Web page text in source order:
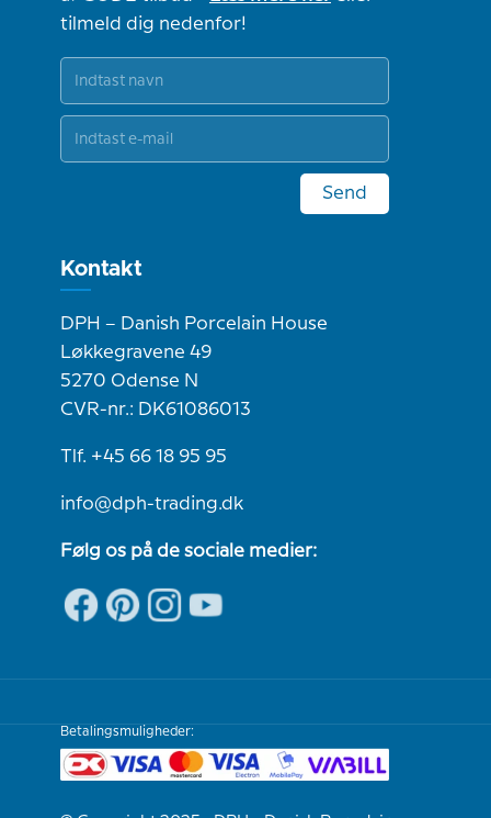
tilmeld dig nedenfor!
Send
Kontakt
DPH – Danish Porcelain House
Løkkegravene 49
5270 Odense N
CVR-nr.: DK61086013
Tlf. +45 66 18 95 95
info@dph-trading.dk
Følg os på de sociale medier:
Betalingsmuligheder: